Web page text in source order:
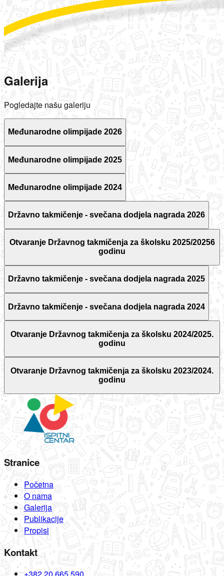
Galerija
Pogledajte našu galeriju
Međunarodne olimpijade 2026
Međunarodne olimpijade 2025
Međunarodne olimpijade 2024
Državno takmičenje - svečana dodjela nagrada 2026
Otvaranje Državnog takmičenja za školsku 2025/20256
godinu
Državno takmičenje - svečana dodjela nagrada 2025
Državno takmičenje - svečana dodjela nagrada 2024
Otvaranje Državnog takmičenja za školsku 2024/2025.
godinu
Otvaranje Državnog takmičenja za školsku 2023/2024.
godinu
Stranice
Početna
O nama
Galerija
Publikacije
Propisi
Kontakt